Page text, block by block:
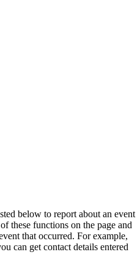
below to report about an event
these functions on the page and
that occurred. For example,
can get contact details entered